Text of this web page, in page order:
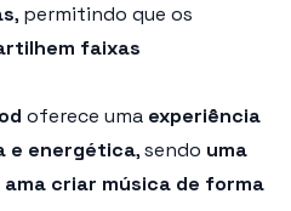
, permitindo que os
faixas
oferece uma experiência
e energética, sendo uma
criar música de forma